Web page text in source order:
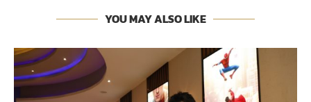
YOU MAY ALSO LIKE